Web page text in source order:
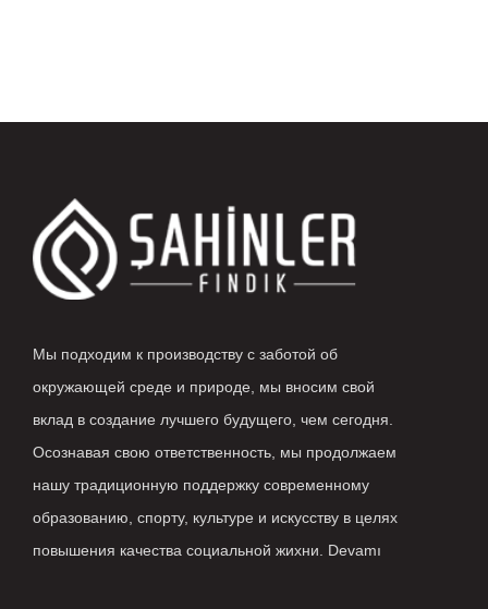
Мы подходим к производству с заботой об
окружающей среде и природе, мы вносим свой
вклад в создание лучшего будущего, чем сегодня.
Осознавая свою ответственность, мы продолжаем
нашу традиционную поддержку современному
образованию, спорту, культуре и искусству в целях
повышения качества социальной жихни. Devamı